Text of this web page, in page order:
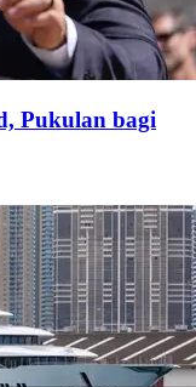
Pukulan bagi